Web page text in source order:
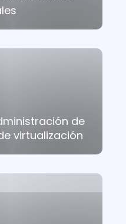
de
virtualización